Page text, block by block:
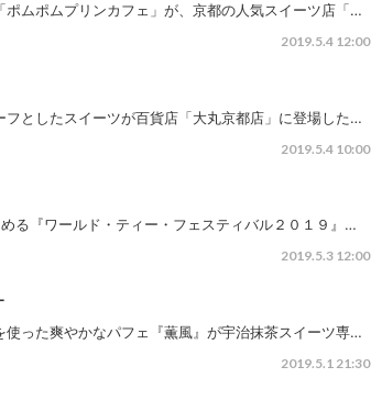
ムポムプリンカフェ」が、京都の人気スイーツ店「…
2019.5.4 12:00
としたスイーツが百貨店「大丸京都店」に登場した…
2019.5.4 10:00
る『ワールド・ティー・フェスティバル２０１９』…
2019.5.3 12:00
った爽やかなパフェ『薫風』が宇治抹茶スイーツ専…
2019.5.1 21:30